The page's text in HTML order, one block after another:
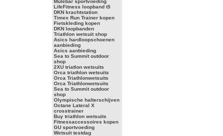
Mulebar sportvoeding
LifeFitness loopband t5
DKN krachtstation
Timex Run Trainer kopen
Fietskleding kopen
DKN loopbanden
Triathlon wetsuit shop
Asics hardloopschoenen
aanbieding
Asics aanbieding
Sea to Summit outdoor
shop
2XU triatlon wetsuits
Orca triathlon wetsuits
Orca Triathlonwetsuits
Orca Triathlonwetsuits
Sea to Summit outdoor
shop
Olympische halterschijven
Octane Lateral X
crosstrainer
Buy triathlon wetsuits
Fitnessaccessoires kopen
GU sportvoeding
Wetsuit testdag